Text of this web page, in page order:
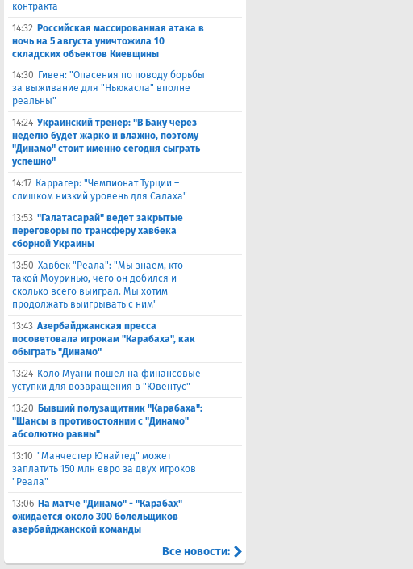
контракта
14:32 Российская массированная атака в
ночь на 5 августа уничтожила 10
складских объектов Киевщины
14:30 Гивен: "Опасения по поводу борьбы
за выживание для "Ньюкасла" вполне
реальны"
14:24 Украинский тренер: "В Баку через
неделю будет жарко и влажно, поэтому
"Динамо" стоит именно сегодня сыграть
успешно"
14:17 Каррагер: "Чемпионат Турции –
слишком низкий уровень для Салаха"
13:53 "Галатасарай" ведет закрытые
переговоры по трансферу хавбека
сборной Украины
13:50 Хавбек "Реала": "Мы знаем, кто
такой Моуринью, чего он добился и
сколько всего выиграл. Мы хотим
продолжать выигрывать с ним"
13:43 Азербайджанская пресса
посоветовала игрокам "Карабаха", как
обыграть "Динамо"
13:24 Коло Муани пошел на финансовые
уступки для возвращения в "Ювентус"
13:20 Бывший полузащитник "Карабаха":
"Шансы в противостоянии с "Динамо"
абсолютно равны"
13:10 "Манчестер Юнайтед" может
заплатить 150 млн евро за двух игроков
"Реала"
13:06 На матче "Динамо" - "Карабах"
ожидается около 300 болельщиков
азербайджанской команды
Все новости: